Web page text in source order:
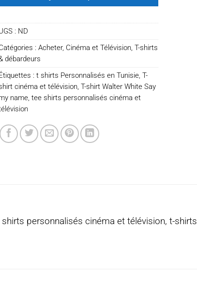
: ND
: Acheter, Cinéma et Télévision, T-shirts
débardeurs
: t shirts Personnalisés en Tunisie, T-
cinéma et télévision, T-shirt Walter White Say
name, tee shirts personnalisés cinéma et
personnalisés cinéma et télévision, t-shirts